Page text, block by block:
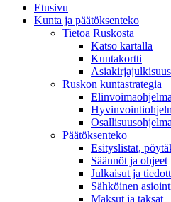
Etusivu
Kunta ja päätöksenteko
Tietoa Ruskosta
Katso kartalla
Kuntakortti
Ruskon kuntastrategia
Elinvoimaohjelma
Osallisuusohjelma
Päätöksenteko
Esityslistat,
Säännöt ja ohjeet
Julkaisut ja
Sähköinen
Maksut ja taksat